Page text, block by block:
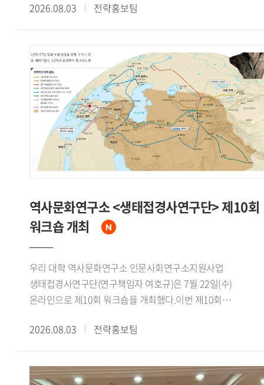
계기가 되었다고 주장했다.신 원장은 한국이 한반도 평화
안정을 위한 중국의 협조, 거대한 잠재시장으로서의 중국 경제,
그리고 국제무대에서의 위상 제고라는 세 가지 측면에서
수교의 필요성을 인식하고 있었음을 강조하면서, 중국 역시
덩샤오핑의 언급을 인용하며 한국과의 경제협력 확대와 대만에
대한 외교적 고립 효과를 함께 기대하고 있었다고 분석했다.
수교 협상에 앞서 한국 정부는 중국과 수교한 다른 나라들의
선례를 분석하고 중국 인사들의 발언을 정리하는 등 치밀한
사전 준비를 거쳤다고 밝혔다. 1992년 8월 24일 베이징 조어대
국빈관에서 이상옥 외무장관과 첸치천 외교부장이
수교공동성명과 양해각서에 서명함으로써 한중수교가 공식
북방정책의 핵심 성과였다고 평가하면서, 중국이 북한 일변도
정책에서 벗어나 한반도의 평화적 통일을 명시적으로 지지하는
계기가 되었고, 수교 이후 양국간 경제교류와 국민간 교류가
비약적으로 확대되었다고 밝혔다. 아울러 협상이 대체로
중국이 원하는 시간표에 따라 진행된 것은 사실이나 이것이
한국에 불리하게 작용하지는 않았으며, 오히려 대만과의
단교를 다음 정부로 미뤘다면 수교 자체가 장기간 지연되었을
지적에 대해서는, 수교 발표 이전에 사전 통보 절차를 거쳤음을
과제를, 경제 분야에서는 최근의 대중 무역역조와 국민감정
Societies"라는 주제로 열린 이번 학술대회는 동아시아의
무슬림 이주 문제를 연구하는 한국과 일본 학자들의 학술
교류를 위해 마련됐다.7월 18일 학술대회 제1세션에서는
김정아 전임연구원이 'The Reception and Transformation of
Arabic Literature in Korea: A Study of 'The Jackal and the
Sea' in Oh Soo-yeon's The Golden Roof in Relation to
Kalīla wa Dimna'라는 제목의 발표를 통해 아랍 고전
『칼릴라와 딤나』가 오수연의 『황금지붕』 중 「재칼과
바다의 장」에서 수용 재구성되는 양상을 분석하고, 아랍
고전문학과 한국 현대문학이 교차하며 새로운 의미를 형성하는
'제3의 공간'을 제시했다.Ishinomaki Senshu University의
Migrant Workers and the Politicization of Burial Grounds: A
Case Study of Miyagi Prefecture, Japan'이라는 제목의
발표에서 미야기(Miyagi)현 이시노마키시의 인도네시아
무슬림 이주노동자 수용 배경과 2024~2025년 무슬림 매장
묘지 논란이 온라인 정치 담론으로 확산되며 지역사회의
이주민 수용에 미친 영향을 분석했다.이경수 전임연구원은
'Anti-Islamic Sentiment in Arabic Media Representations of
Mosque Conflict'라는 제목의 발표를 통해 제주 예멘 난민
프레임이 달라지는 양상을 설명했다.제2세션에서는 Aichi
2026.08.03 전략홍보팀
역사문화연구소 <생태접경사연구단> 제10회
워크숍 개최
우리 대학 역사문화연구소 인문사회연구소지원사업
생태접경사연구단(연구책임자 여호규)은 7월 22일(수)
온라인으로 제10회 워크숍을 개최했다.이번 제10회
박사과정)을 초청하여, 서아시아 생태 접경지역과 티무르의
최하늘 선생이 번역한 피터 잭슨의 『칭기스 칸에서
티무르까지: 몽골 제국의 위기와 부흥』을 바탕으로,
2026.08.03 전략홍보팀